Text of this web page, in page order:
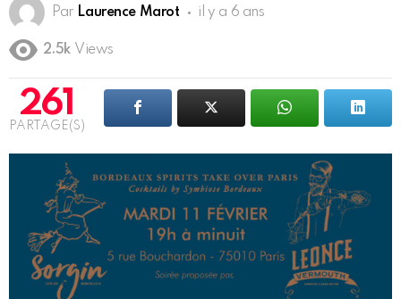
Par Laurence Marot il y a 6 ans
2.5k Views
261
PARTAGE(S)